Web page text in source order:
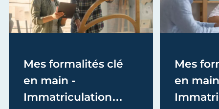
Mes formalités clé
en main -
Immatriculation
Mes
en